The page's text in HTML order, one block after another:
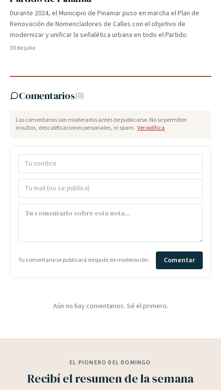
Durante 2024, el Municipio de Pinamar puso en marcha el Plan de
Renovación de Nomencladores de Calles con el objetivo de
modernizar y unificar la señalética urbana en todo el Partido.
30 de julio
Comentarios(0)
Los comentarios son moderados antes de publicarse. No se permiten
insultos, descalificaciones personales, ni spam. Ver política
Tu comentario se publicará después de moderación. Comentar
Aún no hay comentarios. Sé el primero.
EL PIONERO DEL DOMINGO
Recibí el resumen de la semana